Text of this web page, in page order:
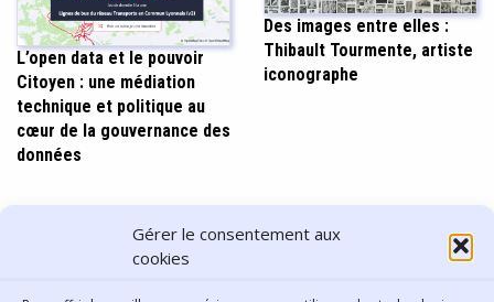
Gérer le consentement aux
cookies
L’open data et le pouvoir
Citoyen : une médiation
technique et politique au
cœur de la gouvernance des
données
Des images entre elles :
Thibault Tourmente, artiste
iconographe
PARTAGER CET ARTICLE